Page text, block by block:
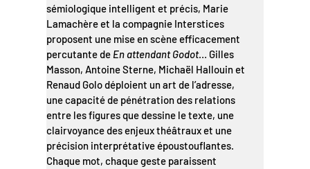
sémiologique intelligent et précis, Marie
Lamachère et la compagnie Interstices
proposent une mise en scène efficacement
percutante de En attendant Godot… Gilles
Masson, Antoine Sterne, Michaël Hallouin et
Renaud Golo déploient un art de l’adresse,
une capacité de pénétration des relations
entre les figures que dessine le texte, une
clairvoyance des enjeux théâtraux et une
précision interprétative époustouflantes.
Chaque mot, chaque geste paraissent